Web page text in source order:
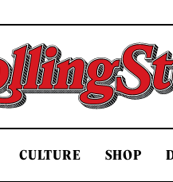
Rolling Stone
CULTURE SHOP